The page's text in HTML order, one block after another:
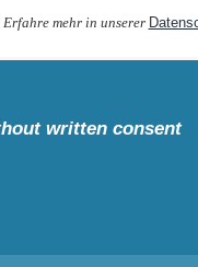
Erfahre mehr in unserer
written consent